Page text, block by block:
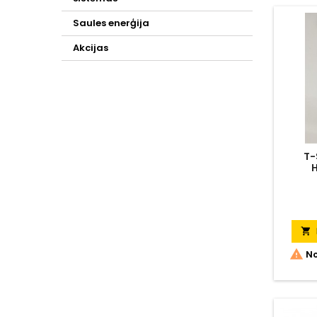
Saules enerģija
Akcijas
T-

